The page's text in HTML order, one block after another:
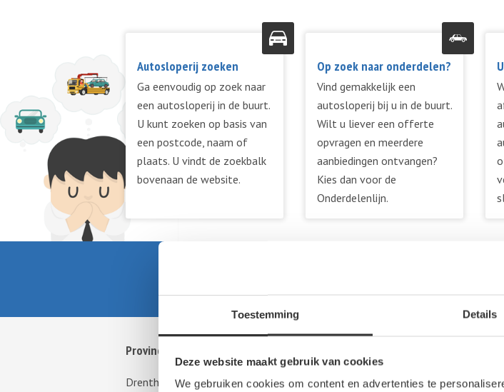
Toestemming Details
Deze website maakt gebruik van cookies
We gebruiken cookies om content en advertenties te
Autosloperij zoeken
Ga eenvoudig op zoek naar
een autosloperij in de buurt.
U kunt zoeken op basis van
een postcode, naam of
plaats. U vindt de zoekbalk
bovenaan de website.
Op zoek naar onderdelen?
Vind gemakkelijk een
autosloperij bij u in de buurt.
Wilt u liever een offerte
opvragen en meerdere
aanbiedingen ontvangen?
Kies dan voor de
Onderdelenlijn.
Provincies
Drenthe
Almere